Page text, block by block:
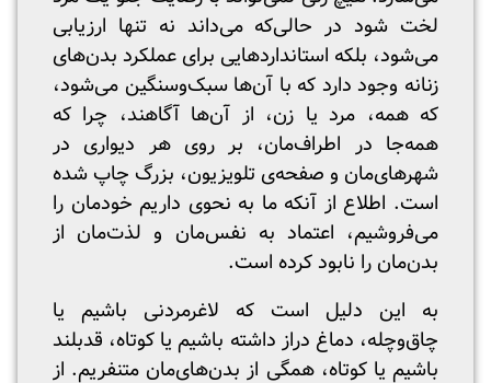
لخت شود در حالی‌که می‌داند نه تنها ارزیابی
می‌شود، بلکه استانداردهایی برای عملکرد بدن‌های
زنانه وجود دارد که با آن‌ها سبک‌وسنگین می‌شود،
که همه، مرد یا زن، از آن‌ها آگاهند، چرا که
همه‌جا در اطراف‌مان، بر روی هر دیواری در
شهرهای‌مان و صفحه‌ی تلویزیون، بزرگ چاپ شده
است. اطلاع از آنکه ما به نحوی داریم خودمان را
می‌فروشیم، اعتماد به نفس‌مان و لذت‌مان از
بدن‌مان را نابود کرده است.
به این دلیل است که لاغرمردنی باشیم یا
چاق‌وچله، دماغ دراز داشته باشیم یا کوتاه، قدبلند
باشیم یا کوتاه، همگی از بدن‌های‌مان متنفریم. از